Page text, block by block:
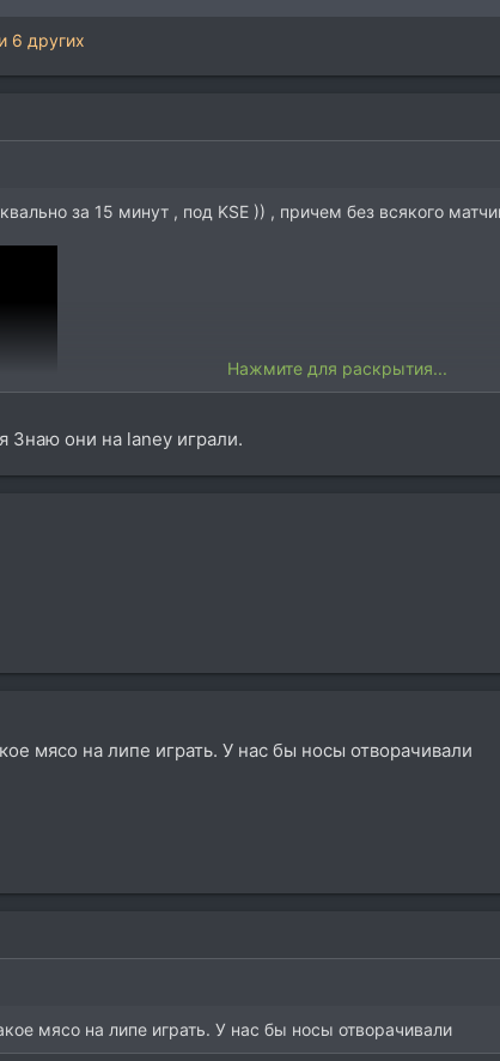
и 6 других
за 15 минут , под KSE )) , причем без всякого
Нажмите для раскрытия...
Знаю они на laney играли.
мясо на липе играть. У нас бы носы отворачивали
мясо на липе играть. У нас бы носы отворачивали